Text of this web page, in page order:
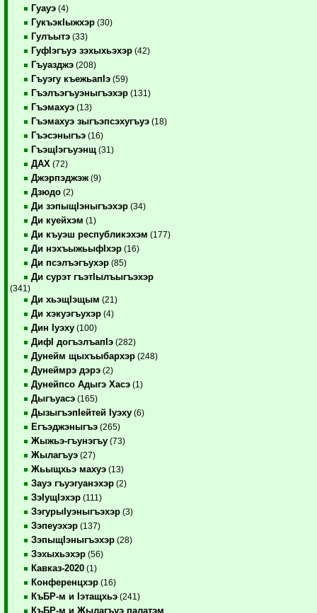
Гуауэ (4)
ГукъэкIыжхэр (30)
Гулъытэ (33)
ГуфIэгъуэ зэхыхьэхэр (42)
Гъуазджэ (208)
Гъуэгу къежьапIэ (59)
Гъэлъэгъуэныгъэхэр (131)
Гъэмахуэ (13)
Гъэмахуэ зыгъэпсэхугъуэ (18)
Гъэсэныгъэ (16)
ГъэщIэгъуэнщ (31)
ДАХ (72)
Джэрпэджэж (9)
Дзюдо (2)
Ди зэпыщIэныгъэхэр (34)
Ди куейхэм (1)
Ди къуэш республикэхэм (177)
Ди нэхъыжьыфIхэр (16)
Ди псэлъэгъухэр (85)
Ди сурэт гъэтIылъыгъэхэр
(341)
Ди хьэщIэщым (21)
Ди хэкуэгъухэр (4)
Дин Iуэху (100)
ДифI догъэлъапIэ (282)
Дунейм щыхъыбархэр (248)
Дунеймрэ дэрэ (2)
Дунейпсо Адыгэ Хасэ (1)
Дыгъуасэ (165)
ДызыгъэпIейтей Iуэху (6)
Егъэджэныгъэ (265)
Жыжьэ-гъунэгъу (73)
Жылагъуэ (27)
Жьыщхьэ махуэ (13)
Зауэ гъуэгуанэхэр (2)
ЗэIущIэхэр (111)
ЗэгурыIуэныгъэхэр (3)
Зэпеуэхэр (137)
ЗэпыщIэныгъэхэр (28)
Зэхыхьэхэр (56)
Кавказ-2020 (1)
Конференцхэр (16)
КъБР-м и Iэтащхьэ (241)
КъБР-м и Жылагъуэ палатэм